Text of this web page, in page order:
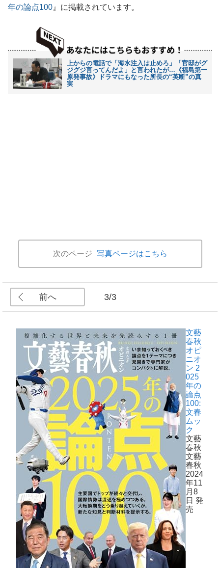
年の論点100 』に掲載されています。
上からの電話で「海水注入は止めろ」「官邸がグ
ジグジ言ってんだよ」と言われたが…《福島第一
原発事故》ドラマにもなった所長の“英断”の真
実
次のページ 写真ページはこちら
前へ 3/3
文藝
春秋
オピ
ニオ
ン 2
025
年の
論点
100:
文春
ムッ
ク
文藝
春秋
文藝
春秋
2024
年11
月8
日 発
売